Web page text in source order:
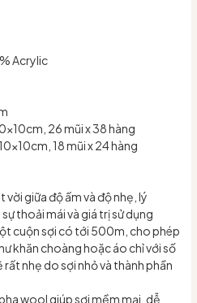
Acrylic
26 mũi x 38 hàng
18 mũi x 24 hàng
vời giữa độ ấm và độ nhẹ, lý
thoải mái và giá trị sử dụng
cuộn sợi có tới 500m, cho phép
khăn choàng hoặc áo chỉ với số
nhẹ do sợi nhỏ và thành phần
wool giúp sợi mềm mại, dễ